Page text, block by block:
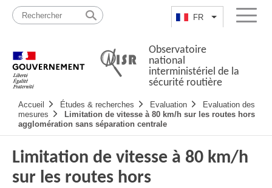
Passer
contenu
FR Lister lesMenu
Observatoire
national
interministériel de la
sécurité routière
principale
Accueil Études & recherches Evaluation
Evaluation des
mesures
Limitation de vitesse à 80 km/h sur les routes hors
agglomération sans séparation centrale
Limitation de vitesse à 80 km/h
sur les routes hors